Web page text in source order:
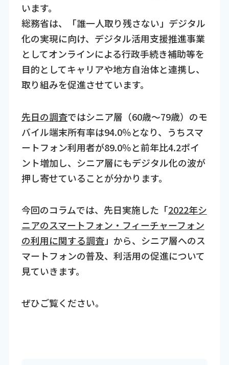
います。
総務省は、「誰一人取り残さない」デジタル
化の実現に向け、デジタル活用支援推進事業
としてオンラインによる行政手続き補助等を
目的としてキャリアや地方自治体と連携し、
取り組みを促進させています。
先日の調査ではシニア層（60歳～79歳）のモ
バイル端末所有率は94.0％となり、うちスマ
ートフォン利用者が89.0％と前年比4.2ポイ
ント増加し、シニア層にもデジタル化の波が
押し寄せていることが分かります。
今回のコラムでは、先日実施した「2022年シ
ニアのスマートフォン・フィーチャーフォン
の利用に関する調査」から、シニア層へのス
マートフォンの普及、利活用の促進について
見ていきます。
ぜひご覧ください。